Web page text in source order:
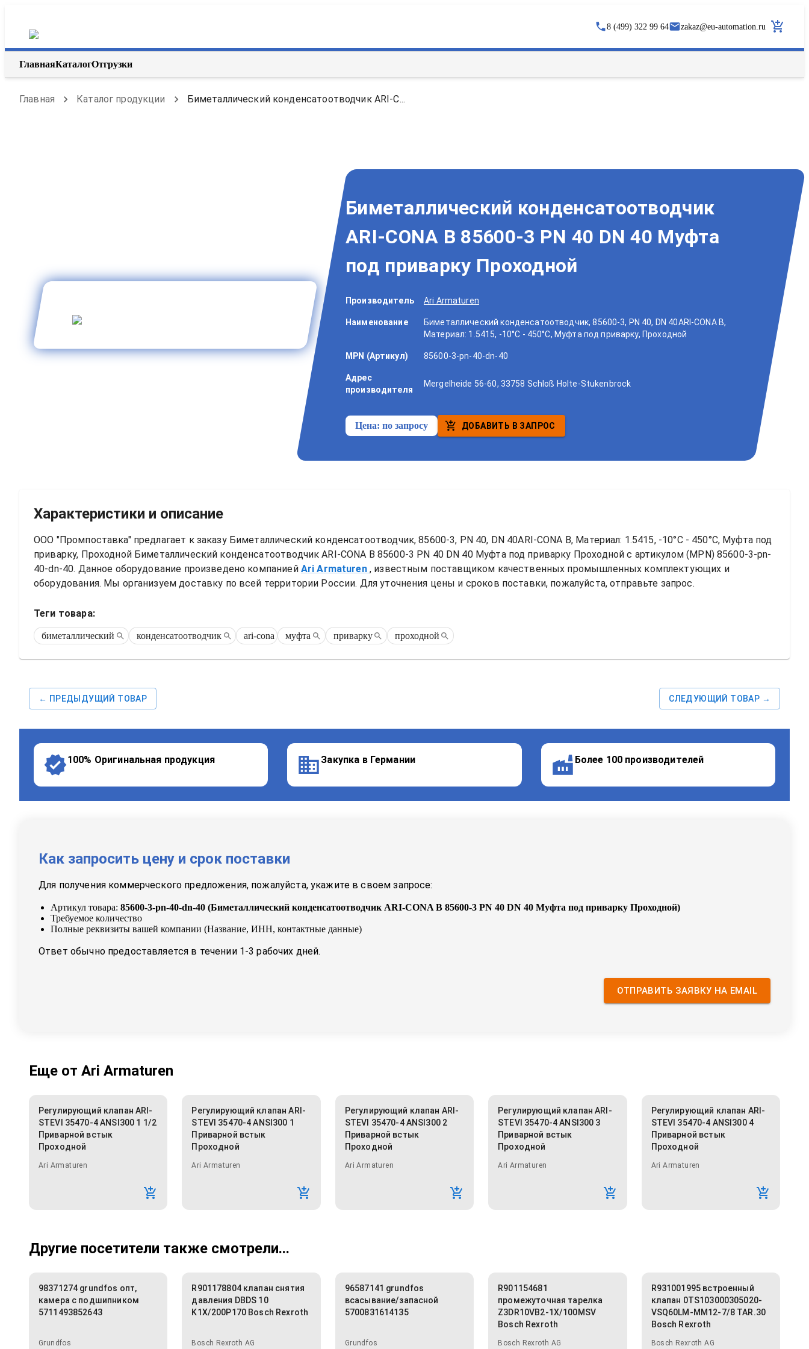
8 (499) 322 99 64 zakaz@eu-automation.ru
ГлавнаяКаталогОтгрузки
Главная Каталог продукции Биметаллический конденсатоотводчик ARI-C...
Биметаллический конденсатоотводчик
ARI-CONA B 85600-3 PN 40 DN 40 Муфта
под приварку Проходной
Производитель Ari Armaturen
Наименование
Биметаллический конденсатоотводчик, 85600-3, PN 40, DN 40ARI-CONA B,
Материал: 1.5415, -10°C - 450°C, Муфта под приварку, Проходной
MPN (Артикул) 85600-3-pn-40-dn-40
Адрес
производителя
Mergelheide 56-60, 33758 Schloß Holte-Stukenbrock
Цена:по запросу ДОБАВИТЬ В ЗАПРОС
Характеристики и описание
ООО "Промпоставка" предлагает к заказу Биметаллический конденсатоотводчик, 85600-3, PN 40, DN 40ARI-CONA B, Материал: 1.5415, -10°C - 450°C, Муфта под
приварку, Проходной Биметаллический конденсатоотводчик ARI-CONA B 85600-3 PN 40 DN 40 Муфта под приварку Проходной с артикулом (MPN) 85600-3-pn-
40-dn-40. Данное оборудование произведено компанией Ari Armaturen , известным поставщиком качественных промышленных комплектующих и
оборудования. Мы организуем доставку по всей территории России. Для уточнения цены и сроков поставки, пожалуйста, отправьте запрос.
Теги товара:
биметаллический конденсатоотводчик ari-cona муфта приварку проходной
← ПРЕДЫДУЩИЙ ТОВАР СЛЕДУЮЩИЙ ТОВАР →
100% Оригинальная продукция Закупка в Германии Более 100 производителей
Как запросить цену и срок поставки
Для получения коммерческого предложения, пожалуйста, укажите в своем запросе:
Артикул товара: 85600-3-pn-40-dn-40 (Биметаллический конденсатоотводчик ARI-CONA B 85600-3 PN 40 DN 40 Муфта под приварку Проходной)
Требуемое количество
Полные реквизиты вашей компании (Название, ИНН, контактные данные)
Ответ обычно предоставляется в течении 1-3 рабочих дней.
ОТПРАВИТЬ ЗАЯВКУ НА EMAIL
Еще от Ari Armaturen
Регулирующий клапан ARI-
STEVI 35470-4 ANSI300 1 1/2
Приварной встык
Проходной
Ari Armaturen
Регулирующий клапан ARI-
STEVI 35470-4 ANSI300 1
Приварной встык
Проходной
Ari Armaturen
Регулирующий клапан ARI-
STEVI 35470-4 ANSI300 2
Приварной встык
Проходной
Ari Armaturen
Регулирующий клапан ARI-
STEVI 35470-4 ANSI300 3
Приварной встык
Проходной
Ari Armaturen
Регулирующий клапан ARI-
STEVI 35470-4 ANSI300 4
Приварной встык
Проходной
Ari Armaturen
Другие посетители также смотрели...
98371274 grundfos опт,
камера с подшипником
5711493852643
Grundfos
R901178804 клапан снятия
давления DBDS 10
K1X/200P170 Bosch Rexroth
Bosch Rexroth AG
96587141 grundfos
всасывание/запасной
5700831614135
Grundfos
R901154681
промежуточная тарелка
Z3DR10VB2-1X/100MSV
Bosch Rexroth
Bosch Rexroth AG
R931001995 встроенный
клапан 0TS103000305020-
VSQ60LM-MM12-7/8 TAR.30
Bosch Rexroth
Bosch Rexroth AG